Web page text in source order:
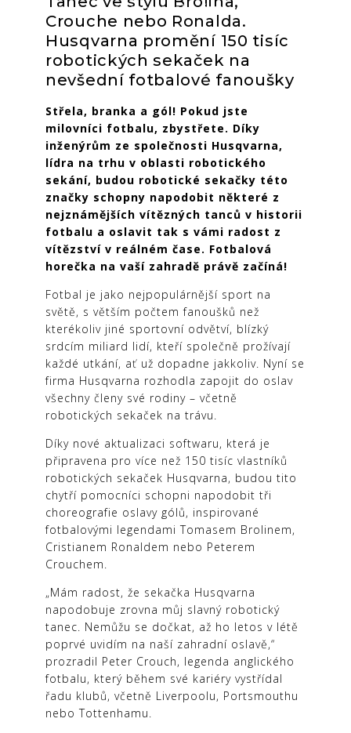
Trojnásobná porce fotbalového čtení
Crouche nebo Ronalda.
Husqvarna promění 150 tisíc
robotických sekaček na
nevšední fotbalové fanoušky
Střela, branka a gól! Pokud jste
milovníci fotbalu, zbystřete. Díky
inženýrům ze společnosti Husqvarna,
lídra na trhu v oblasti robotického
sekání, budou robotické sekačky této
značky schopny napodobit některé z
nejznámějších vítězných tanců v historii
fotbalu a oslavit tak s vámi radost z
vítězství v reálném čase. Fotbalová
horečka na vaší zahradě právě začíná!
Fotbal je jako nejpopulárnější sport na
světě, s větším počtem fanoušků než
kterékoliv jiné sportovní odvětví, blízký
srdcím miliard lidí, kteří společně prožívají
každé utkání, ať už dopadne jakkoliv. Nyní se
firma Husqvarna rozhodla zapojit do oslav
všechny členy své rodiny – včetně
robotických sekaček na trávu.
Díky nové aktualizaci softwaru, která je
připravena pro více než 150 tisíc vlastníků
robotických sekaček Husqvarna, budou tito
chytří pomocníci schopni napodobit tři
choreografie oslavy gólů, inspirované
fotbalovými legendami Tomasem Brolinem,
Cristianem Ronaldem nebo Peterem
Crouchem.
„Mám radost, že sekačka Husqvarna
napodobuje zrovna můj slavný robotický
tanec. Nemůžu se dočkat, až ho letos v létě
poprvé uvidím na naší zahradní oslavě,“
prozradil Peter Crouch, legenda anglického
fotbalu, který během své kariéry vystřídal
řadu klubů, včetně Liverpoolu, Portsmouthu
nebo Tottenhamu.